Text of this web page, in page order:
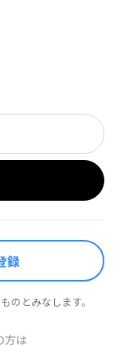
録
のとみなします。
方は